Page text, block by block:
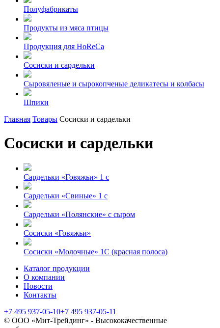
Полуфабрикаты
Продукты из мяса птицы
Продукция для HoReCa
Сосиски и сардельки
Сыровяленые и сырокопченые деликатесы и колбасы
Шпики
Главная Товары Сосиски и сардельки
Сосиски и сардельки
Сардельки «Говяжьи» 1 с
Сардельки «Свиные» 1 с
Сардельки «Полянские» с сыром
Сосиски «Говяжьи»
Сосиски «Молочные» 1С (красная полоса)
Каталог продукции
О компании
Новости
Контакты
+7 495 937-05-10+7 495 937-05-11
© ООО «Мит-Трейдинг» - Высококачественные